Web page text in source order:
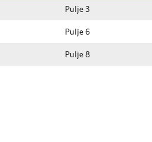
Pulje 3
Pulje 6
Pulje 8